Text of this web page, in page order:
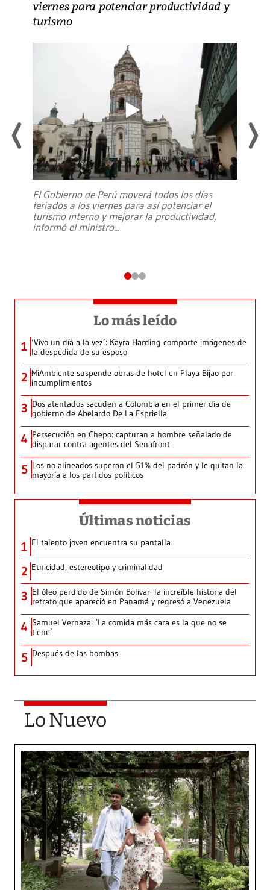
viernes para potenciar productividad y
turismo
El Gobierno de Perú moverá todos los días
feriados a los viernes para así potenciar el
turismo interno y mejorar la productividad,
informó el ministro...
Lo más leído
1 ‘Vivo un día a la vez’: Kayra Harding comparte imágenes de
la despedida de su esposo
2 MiAmbiente suspende obras de hotel en Playa Bijao por
incumplimientos
3 Dos atentados sacuden a Colombia en el primer día de
gobierno de Abelardo De La Espriella
4 Persecución en Chepo: capturan a hombre señalado de
disparar contra agentes del Senafront
5 Los no alineados superan el 51% del padrón y le quitan la
mayoría a los partidos políticos
Últimas noticias
1 El talento joven encuentra su pantalla​
2 Etnicidad, estereotipo y criminalidad
3 El óleo perdido de Simón Bolívar: la increíble historia del
retrato que apareció en Panamá y regresó a Venezuela
4 Samuel Vernaza: ‘La comida más cara es la que no se
tiene’
5 Después de las bombas
Lo Nuevo